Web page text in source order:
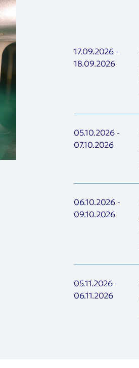
17.09.2026 -
18.09.2026
05.10.2026 -
07.10.2026
06.10.2026 -
09.10.2026
05.11.2026 -
06.11.2026